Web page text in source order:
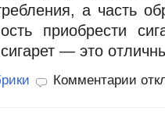
а часть
приобрести
— это
Комментарии